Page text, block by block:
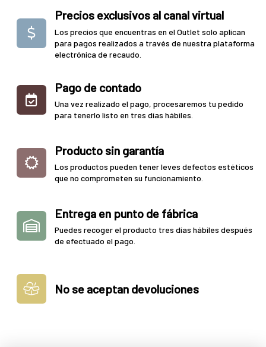
Precios exclusivos al canal virtual
Los precios que encuentras en el Outlet solo aplican
para pagos realizados a través de nuestra plataforma
electrónica de recaudo.
Pago de contado
Una vez realizado el pago, procesaremos tu pedido
para tenerlo listo en tres días hábiles.
Producto sin garantía
Los productos pueden tener leves defectos estéticos
que no comprometen su funcionamiento.
Entrega en punto de fábrica
Puedes recoger el producto tres días hábiles después
de efectuado el pago.
No se aceptan devoluciones